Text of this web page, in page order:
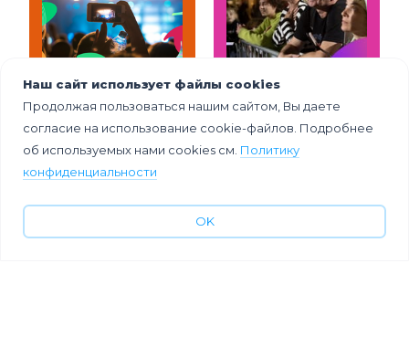
Крупные
фестивали
для
маркетинговых
интеграций
80+ идей для
идеального
фестиваля
Наш сайт использует файлы cookies
Продолжая пользоваться нашим сайтом, Вы даете
согласие на использование cookie-файлов. Подробнее
об используемых нами cookies см. Политику
конфиденциальности
OK